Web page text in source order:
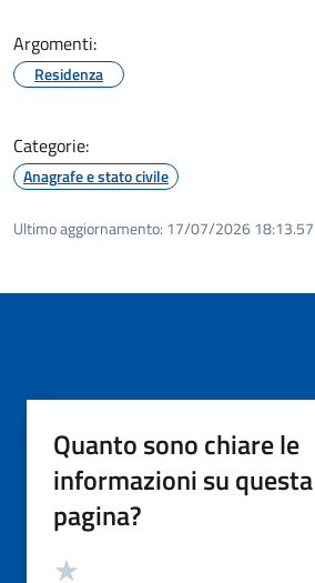
Argomenti:
Residenza
Categorie:
Anagrafe e stato civile
Ultimo aggiornamento: 17/07/2026 18:13.57
Quanto sono chiare le
informazioni su questa
pagina?
Valutazione